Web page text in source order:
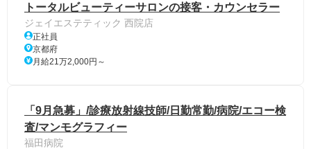
トータルビューティーサロンの接客・カウンセラー
ジェイエステティック 西院店
正社員
京都府
月給21万2,000円～
「9月急募」/診療放射線技師/日勤常勤/病院/エコー検
査/マンモグラフィー
福田病院